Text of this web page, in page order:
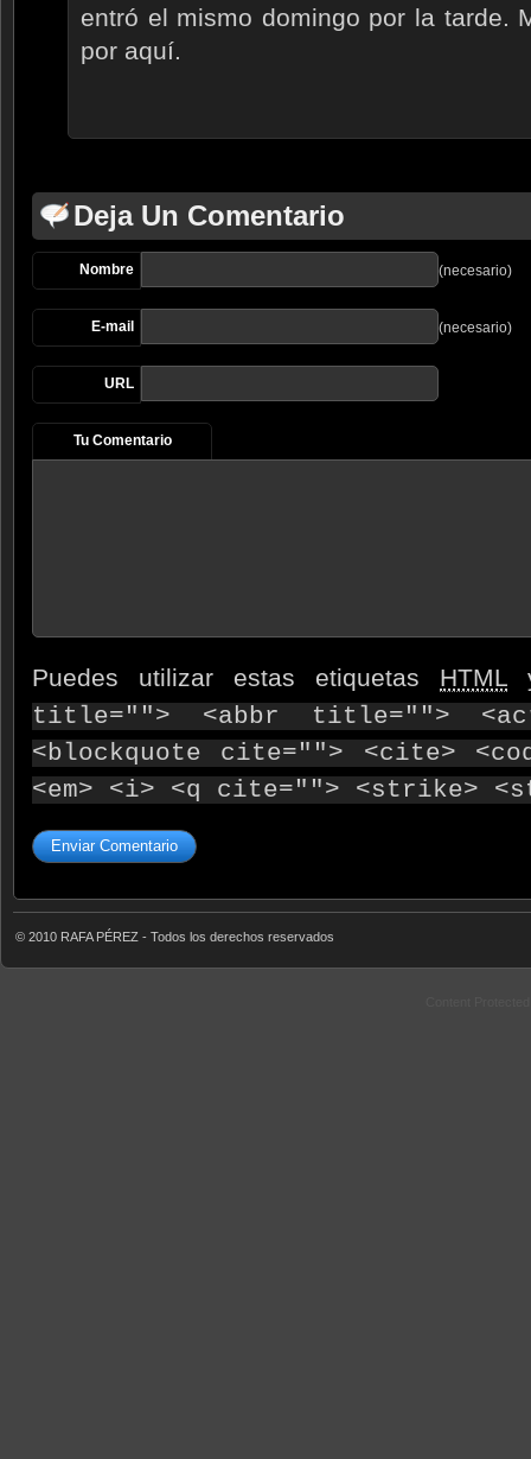
entró el mismo domingo por la tarde.
por aquí.
Deja Un Comentario
Nombre (necesario)
E-mail (necesario)
URL
Tu Comentario
Puedes utilizar estas etiquetas HTML
title=""> <abbr title="">
<blockquote cite=""> <cite>
<em> <i> <q cite=""> <strike>
© 2010 RAFA PÉREZ - Todos los derechos reservados